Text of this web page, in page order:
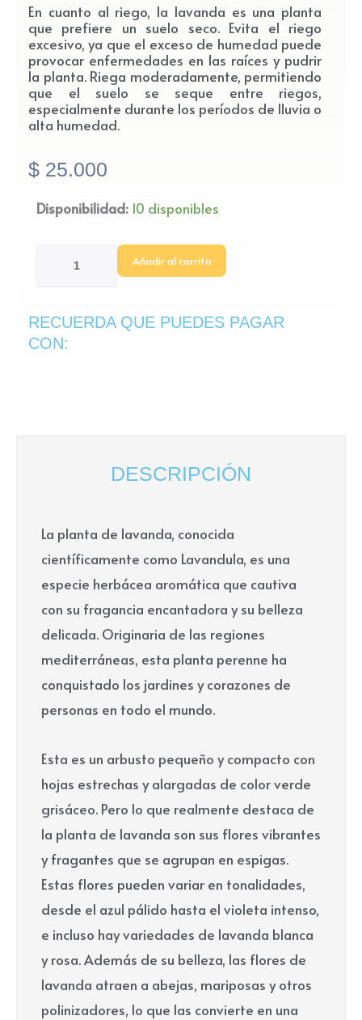
En cuanto al riego, la lavanda es una planta
que prefiere un suelo seco. Evita el riego
excesivo, ya que el exceso de humedad puede
provocar enfermedades en las raíces y pudrir
la planta. Riega moderadamente, permitiendo
que el suelo se seque entre riegos,
especialmente durante los períodos de lluvia o
alta humedad.
$ 25.000
Disponibilidad: 10 disponibles
Planta
cantidad
Añadir al carrito
RECUERDA QUE PUEDES PAGAR
CON:
DESCRIPCIÓN
La planta de lavanda, conocida
científicamente como Lavandula, es una
especie herbácea aromática que cautiva
con su fragancia encantadora y su belleza
delicada. Originaria de las regiones
mediterráneas, esta planta perenne ha
conquistado los jardines y corazones de
personas en todo el mundo.
Esta es un arbusto pequeño y compacto con
hojas estrechas y alargadas de color verde
grisáceo. Pero lo que realmente destaca de
la planta de lavanda son sus flores vibrantes
y fragantes que se agrupan en espigas.
Estas flores pueden variar en tonalidades,
desde el azul pálido hasta el violeta intenso,
e incluso hay variedades de lavanda blanca
y rosa. Además de su belleza, las flores de
lavanda atraen a abejas, mariposas y otros
polinizadores, lo que las convierte en una